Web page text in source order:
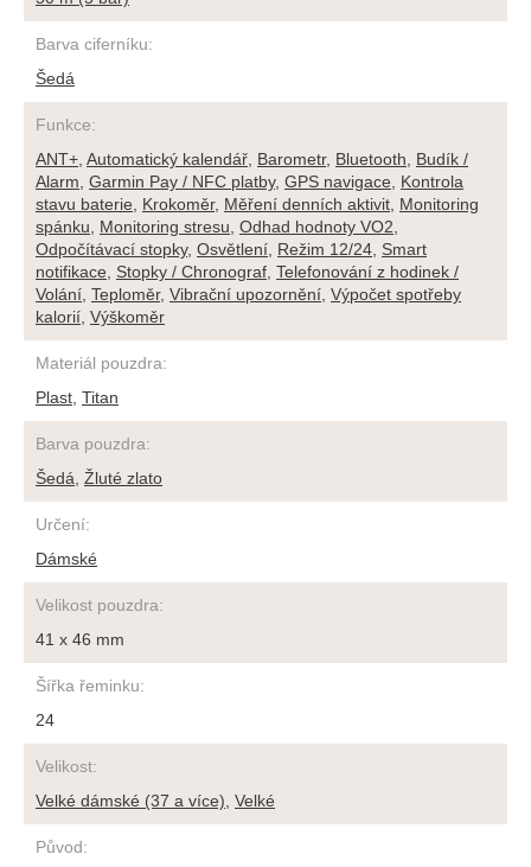
Barva ciferníku:
Šedá
Funkce:
ANT+ Automatický kalendář Barometr, Bluetooth
Budík /
Alarm Garmin Pay / NFC platby, GPS navigace
Kontrola
stavu baterie
Krokoměr, Měření denních aktivit Monitoring
spánku
Monitoring stresu Odhad hodnoty VO2
Odpočítávací stopky, Osvětlení Režim 12/24 Smart
notifikace
Stopky / Chronograf Telefonování z hodinek /
Volání Teploměr, Vibrační upozornění Výpočet spotřeby
kalorií Výškoměr
Materiál pouzdra:
Plast Titan
Barva pouzdra:
Šedá Žluté zlato
Určení:
Dámské
Velikost pouzdra:
41 x 46 mm
Šířka řeminku:
24
Velikost:
Velké dámské (37 a více) Velké
Původ: